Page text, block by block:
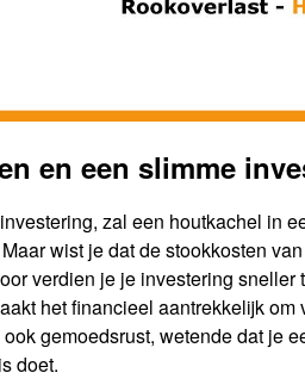
en een slimme
zal een houtkachel in
wist je dat de stookkosten
verdien je je investering sneller
het financieel aantrekkelijk
gemoedsrust, wetende dat je
doet.